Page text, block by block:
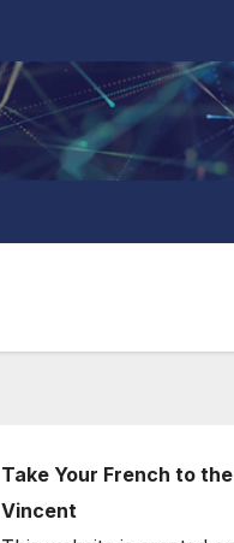
Take Your French to
Vincent